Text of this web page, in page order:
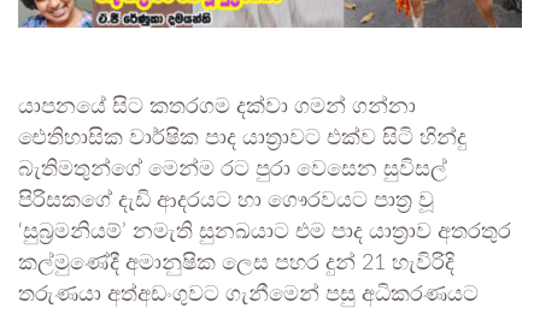
යාපනයේ සිට කතරගම දක්වා ගමන් ගන්නා
ඓතිහාසික වාර්ෂික පාද යාත්‍රාවට එක්ව සිටි හින්දු
බැතිමතුන්ගේ මෙන්ම රට පුරා වෙසෙන සුවිසල්
පිරිසකගේ දැඩි ආදරයට හා ගෞරවයට පාත්‍ර වූ
‘සුබ්‍රමනියම්’ නමැති සුනඛයාට එම පාද යාත්‍රාව අතරතුර
කල්මුණේදී අමානුෂික ලෙස පහර දුන් 21 හැවිරිදි
තරුණයා අත්අඩංගුවට ගැනීමෙන් පසු අධිකරණයට